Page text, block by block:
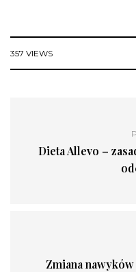
357 VIEWS
Dieta Allevo –
Zmiana